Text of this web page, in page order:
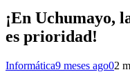
¡En Uchumayo,
es prioridad!
Informática9 meses ago02